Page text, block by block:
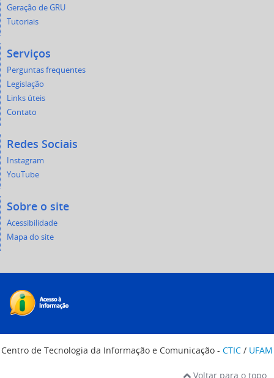
Geração de GRU
Tutoriais
Serviços
Perguntas frequentes
Legislação
Links úteis
Contato
Redes Sociais
Instagram
YouTube
Sobre o site
Acessibilidade
Mapa do site
Centro de Tecnologia da Informação e Comunicação - CTIC / UFAM
Voltar para o topo